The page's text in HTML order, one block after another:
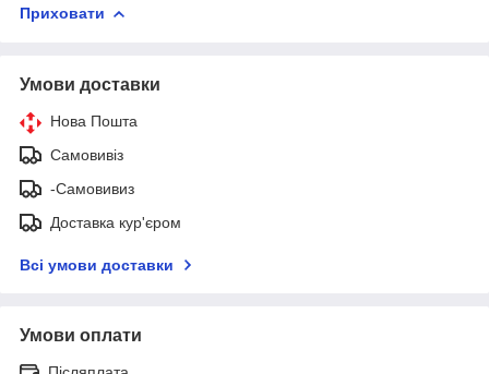
Приховати
Умови доставки
Нова Пошта
Самовивіз
-Самовивиз
Доставка кур'єром
Всі умови доставки
Умови оплати